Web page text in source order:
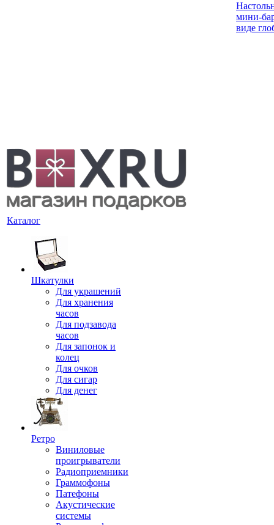
мини-
виде
Каталог
Шкатулки
Для украшений
Для хранения
часов
Для подзавода
часов
Для запонок и
колец
Для очков
Для сигар
Для денег
Ретро
Виниловые
проигрыватели
Радиоприемники
Граммофоны
Патефоны
Акустические
системы